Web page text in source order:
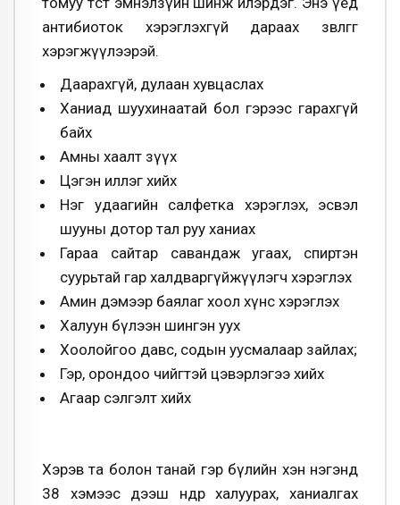
антибиоток хэрэглэхгүй дараах зөвлөгөөг
хэрэгжүүлээрэй.
Даарахгүй, дулаан хувцаслах
Ханиад шуухинаатай бол гэрээс гарахгүй
байх
Амны хаалт зүүх
Цэгэн иллэг хийх
Нэг удаагийн салфетка хэрэглэх, эсвэл
шууны дотор тал руу ханиах
Гараа сайтар савандаж угаах, спиртэн
суурьтай гар халдваргүйжүүлэгч хэрэглэх
Амин дэмээр баялаг хоол хүнс хэрэглэх
Халуун бүлээн шингэн уух
Хоолойгоо давс, содын уусмалаар зайлах;
Гэр, орондоо чийгтэй цэвэрлэгээ хийх
Агаар сэлгэлт хийх
Хэрэв та болон танай гэр бүлийн хэн нэгэнд
38 хэмээс дээш өндөр халуурах, ханиалгах